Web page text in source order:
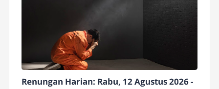
Renungan Harian: Rabu, 12 Agustus 2026 -